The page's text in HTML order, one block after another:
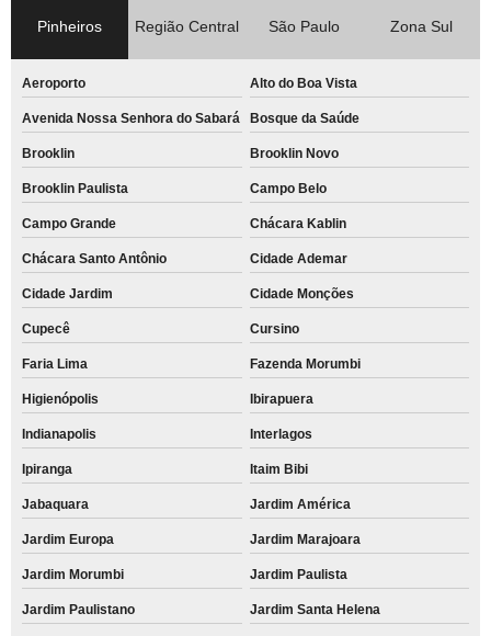
Pinheiros Região Central São Paulo Zona Sul
Aeroporto Alto do Boa Vista
Avenida Nossa Senhora do Sabará Bosque da Saúde
Brooklin Brooklin Novo
Brooklin Paulista Campo Belo
Campo Grande Chácara Kablin
Chácara Santo Antônio Cidade Ademar
Cidade Jardim Cidade Monções
Cupecê Cursino
Faria Lima Fazenda Morumbi
Higienópolis Ibirapuera
Indianapolis Interlagos
Ipiranga Itaim Bibi
Jabaquara Jardim América
Jardim Europa Jardim Marajoara
Jardim Morumbi Jardim Paulista
Jardim Paulistano Jardim Santa Helena